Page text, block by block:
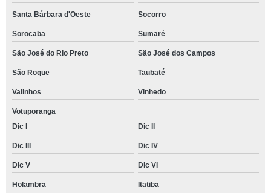
Santa Bárbara d'Oeste Socorro
Sorocaba Sumaré
São José do Rio Preto São José dos Campos
São Roque Taubaté
Valinhos Vinhedo
Votuporanga
Dic I
Dic II
Dic III Dic IV
Dic V Dic VI
Holambra Itatiba